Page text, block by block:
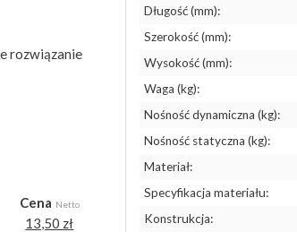
rozwiązanie
Cena Netto
13,50 zł
Długość (mm):
Szerokość (mm):
Wysokość (mm):
Waga (kg):
Nośność dynamiczna (kg):
Nośność statyczna (kg):
Materiał:
Specyfikacja materiału:
Konstrukcja: